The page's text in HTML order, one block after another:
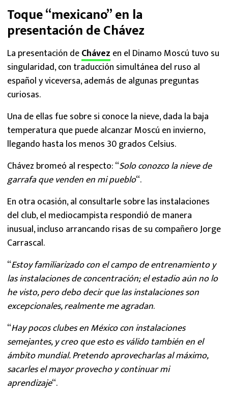
Toque “mexicano” en la
presentación de Chávez
La presentación deChávez en el Dinamo Moscú tuvo su
singularidad, con traducción simultánea del ruso al
español y viceversa, además de algunas preguntas
curiosas.
Una de ellas fue sobre si conoce la nieve, dada la baja
temperatura que puede alcanzar Moscú en invierno,
llegando hasta los menos 30 grados Celsius.
Chávez bromeó al respecto: “Solo conozco la nieve de
garrafa que venden en mi pueblo“.
En otra ocasión, al consultarle sobre las instalaciones
del club, el mediocampista respondió de manera
inusual, incluso arrancando risas de su compañero Jorge
Carrascal.
“Estoy familiarizado con el campo de entrenamiento y
las instalaciones de concentración; el estadio aún no lo
he visto, pero debo decir que las instalaciones son
excepcionales, realmente me agradan.
“Hay pocos clubes en México con instalaciones
semejantes, y creo que esto es válido también en el
ámbito mundial. Pretendo aprovecharlas al máximo,
sacarles el mayor provecho y continuar mi
aprendizaje“.